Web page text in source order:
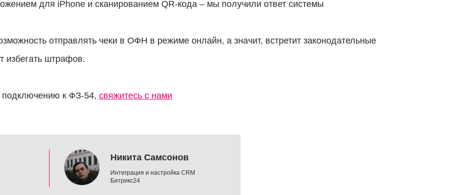
для iPhone и сканированием QR-кода – мы получили ответ системы
отправлять чеки в ОФН в режиме онлайн, а значит, встретит законодательные
избегать штрафов.
подключению к ФЗ-54, свяжитесь с нами
Никита Самсонов
Интеграция и настройка CRM
Битрикс24